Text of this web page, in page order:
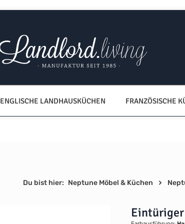
ENGLISCHE LANDHAUSKÜCHEN FRANZÖSISCHE
Du bist hier: Neptune Möbel & Küchen
Eintüriger